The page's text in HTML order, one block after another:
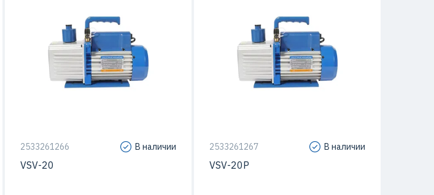
2533261266 В наличии
VSV-20
2533261267 В наличии
VSV-20P